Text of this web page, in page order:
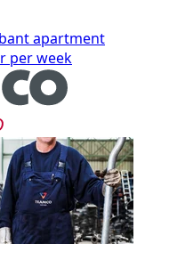
apartment
per week